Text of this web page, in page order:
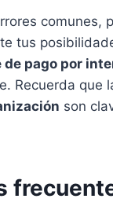
comunes,
tus
pago por
Recuerda que
son